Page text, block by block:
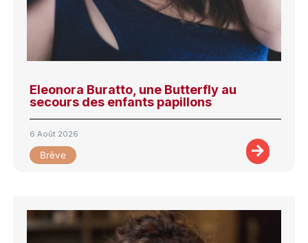
Eleonora Buratto, une Butterfly au
secours des enfants papillons
6 Août 2026
Brève